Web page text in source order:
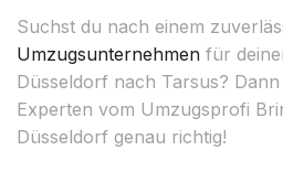
Suchst du nach einem
Umzugsunternehmen für
Düsseldorf nach Tarsus?
Experten vom Umzugsprofi
Düsseldorf genau richtig!